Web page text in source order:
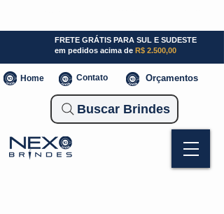
FRETE GRÁTIS PARA SUL E SUDESTE
em pedidos acima de R$ 2.500,00
Home Contato Orçamentos
Buscar Brindes